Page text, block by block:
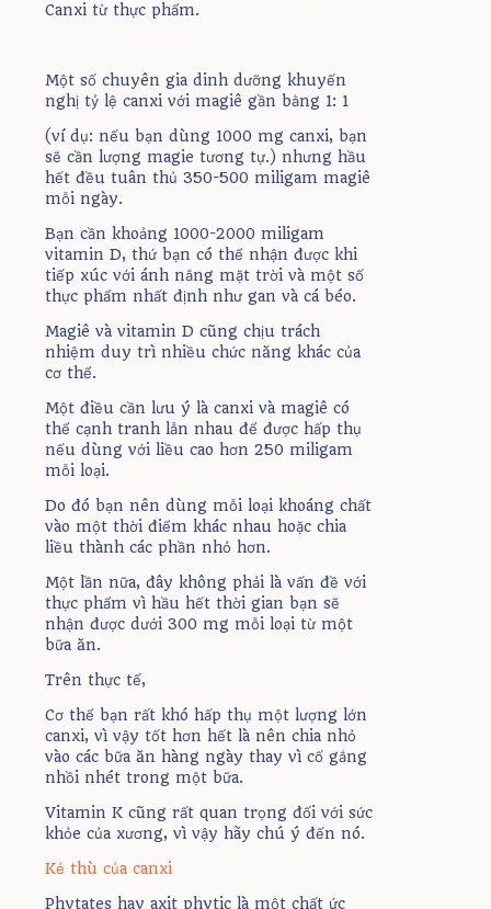
Canxi từ thực phẩm.
Một số chuyên gia dinh dưỡng khuyến
nghị tỷ lệ canxi với magiê gần bằng 1: 1
(ví dụ: nếu bạn dùng 1000 mg canxi, bạn
sẽ cần lượng magie tương tự.) nhưng hầu
hết đều tuân thủ 350-500 miligam magiê
mỗi ngày.
Bạn cần khoảng 1000-2000 miligam
vitamin D, thứ bạn có thể nhận được khi
tiếp xúc với ánh nắng mặt trời và một số
thực phẩm nhất định như gan và cá béo.
Magiê và vitamin D cũng chịu trách
nhiệm duy trì nhiều chức năng khác của
cơ thể.
Một điều cần lưu ý là canxi và magiê có
thể cạnh tranh lẫn nhau để được hấp thụ
nếu dùng với liều cao hơn 250 miligam
mỗi loại.
Do đó bạn nên dùng mỗi loại khoáng chất
vào một thời điểm khác nhau hoặc chia
liều thành các phần nhỏ hơn.
Một lần nữa, đây không phải là vấn đề với
thực phẩm vì hầu hết thời gian bạn sẽ
nhận được dưới 300 mg mỗi loại từ một
bữa ăn.
Trên thực tế,
Cơ thể bạn rất khó hấp thụ một lượng lớn
canxi, vì vậy tốt hơn hết là nên chia nhỏ
vào các bữa ăn hàng ngày thay vì cố gắng
nhồi nhét trong một bữa.
Vitamin K cũng rất quan trọng đối với sức
khỏe của xương, vì vậy hãy chú ý đến nó.
Kẻ thù của canxi
Phytates hay axit phytic là một chất ức